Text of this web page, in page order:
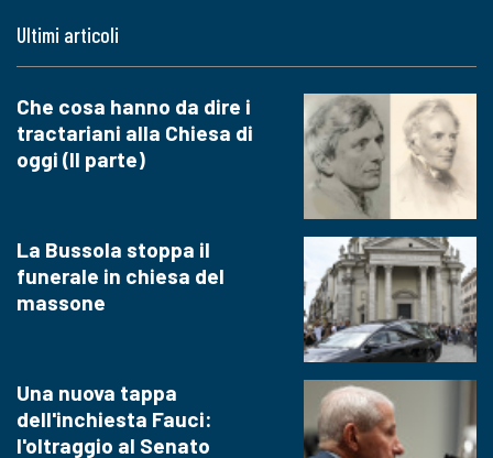
Ultimi articoli
Che cosa hanno da dire i
tractariani alla Chiesa di
oggi (II parte)
La Bussola stoppa il
funerale in chiesa del
massone
Una nuova tappa
dell'inchiesta Fauci:
l'oltraggio al Senato